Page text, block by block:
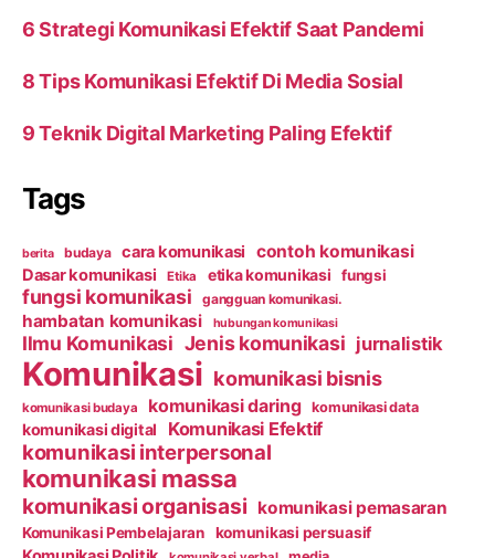
6 Strategi Komunikasi Efektif Saat Pandemi
8 Tips Komunikasi Efektif Di Media Sosial
9 Teknik Digital Marketing Paling Efektif
Tags
berita budaya cara komunikasi contoh komunikasi
Dasar komunikasi Etika etika komunikasi fungsi
fungsi komunikasi gangguan komunikasi.
hambatan komunikasi hubungan komunikasi
Ilmu Komunikasi Jenis komunikasi jurnalistik
Komunikasi komunikasi bisnis
komunikasi budaya komunikasi daring komunikasi data
komunikasi digital Komunikasi Efektif
komunikasi interpersonal
komunikasi massa
komunikasi organisasi komunikasi pemasaran
Komunikasi Pembelajaran komunikasi persuasif